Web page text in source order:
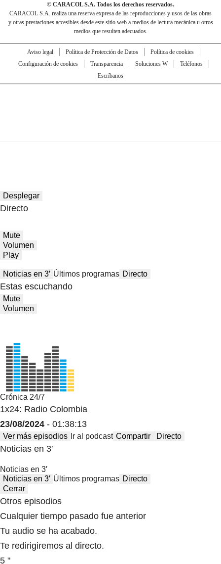
© CARACOL S.A. Todos los derechos reservados.
CARACOL S.A. realiza una reserva expresa de las reproducciones y usos de las obras
y otras prestaciones accesibles desde este sitio web a medios de lectura mecánica u otros
medios que resulten adecuados.
Aviso legal Política de Protección de Datos
Política de cookies
Configuración de cookies
Transparencia Soluciones W
Teléfonos
Escríbanos
Desplegar
Directo
Mute
Volumen
Play
Noticias en 3′ Últimos programas Directo
Estas escuchando
Mute
Volumen
Crónica 24/7
1x24: Radio Colombia
23/08/2024 - 01:38:13
Ver más episodios Ir al podcast Compartir Directo
Noticias en 3′
Noticias en 3′
Noticias en 3′ Últimos programas Directo
Cerrar
Otros episodios
Cualquier tiempo pasado fue anterior
Tu audio se ha acabado.
Te redirigiremos al directo.
5 "